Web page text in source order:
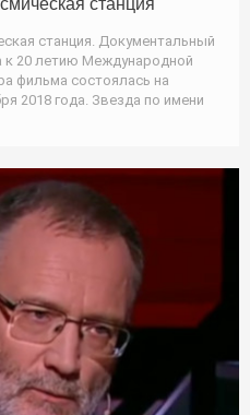
станция
станция. Документальный
к 20 летию Международной
фильма состоялась на
2018 года. Звезда по имени